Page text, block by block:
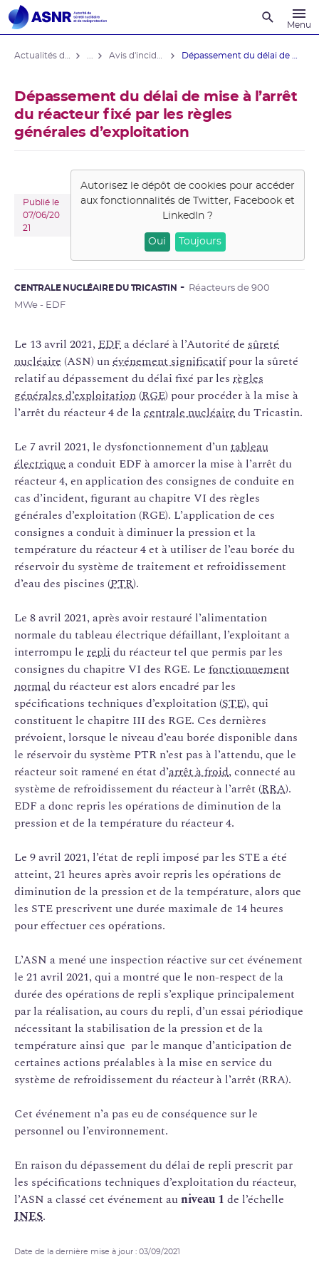
Menu
Dépassement du délai de mise à l’arrêt
du réacteur fixé par les règles
générales d’exploitation
Publié le
07/06/20
21
Autorisez le dépôt de cookies pour accéder
aux fonctionnalités de Twitter, Facebook et
LinkedIn?
Oui Toujours
CENTRALE NUCLÉAIRE DU TRICASTIN
Réacteurs de 900
MWe - EDF
Le 13 avril 2021, EDFa déclaré à l’Autorité de sûreté
nucléaire (ASN) unévénement significatifpour la sûreté
relatif au dépassement du délai fixé par les règles
générales d’exploitation (RGE) pour procéder à la mise à
l’arrêt du réacteur 4 de lacentrale nucléairedu Tricastin.
Le 7 avril 2021, le dysfonctionnement d’untableau
électriquea conduit EDF à amorcer la mise à l’arrêt du
réacteur 4, en application des consignes de conduite en
cas d’incident, figurant au chapitre VI des règles
générales d’exploitation (RGE). L’application de ces
consignes a conduit à diminuer la pression et la
température du réacteur 4 et à utiliser de l’eau borée du
réservoir du système de traitement et refroidissement
d’eau des piscines (PTR).
Le 8 avril 2021, après avoir restauré l’alimentation
normale du tableau électrique défaillant, l’exploitant a
interrompu le repli du réacteur tel que permis par les
consignes du chapitre VI des RGE. Le fonctionnement
normal du réacteur est alors encadré par les
spécifications techniques d’exploitation (STE), qui
constituent le chapitre III des RGE. Ces dernières
prévoient, lorsque le niveau d’eau borée disponible dans
le réservoir du système PTR n’est pas à l’attendu, que le
réacteur soit ramené en état d’arrêt à froid, connecté au
système de refroidissement du réacteur à l’arrêt (RRA).
EDF a donc repris les opérations de diminution de la
pression et de la température du réacteur 4.
Le 9 avril 2021, l’état de repli imposé par les STE a été
atteint, 21 heures après avoir repris les opérations de
diminution de la pression et de la température, alors que
les STE prescrivent une durée maximale de 14 heures
pour effectuer ces opérations.
L’ASN a mené une inspection réactive sur cet événement
le 21 avril 2021, qui a montré que le non-respect de la
durée des opérations de repli s’explique principalement
par la réalisation, au cours du repli, d’un essai périodique
nécessitant la stabilisation de la pression et de la
température ainsi que par le manque d’anticipation de
certaines actions préalables à la mise en service du
système de refroidissement du réacteur à l’arrêt (RRA).
Cet événement n’a pas eu de conséquence sur le
personnel ou l’environnement.
En raison du dépassement du délai de repli prescrit par
les spécifications techniques d’exploitation du réacteur,
l’ASN a classé cet événement auniveau 1 de l’échelle
INES.
Date de la dernière mise à jour : 03/09/2021